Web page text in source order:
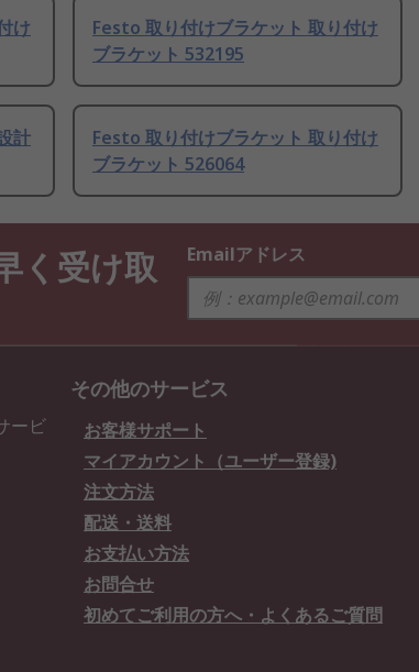
け
Festo 取り付けブラケット 取り付け
ブラケット 532195
計
Festo 取り付けブラケット 取り付け
ブラケット 526064
く受け取
Emailアドレス
ービ
その他のサービス
お客様サポート
マイアカウント（ユーザー登録)
注文方法
配送・送料
お支払い方法
お問合せ
初めてご利用の方へ・よくあるご質問